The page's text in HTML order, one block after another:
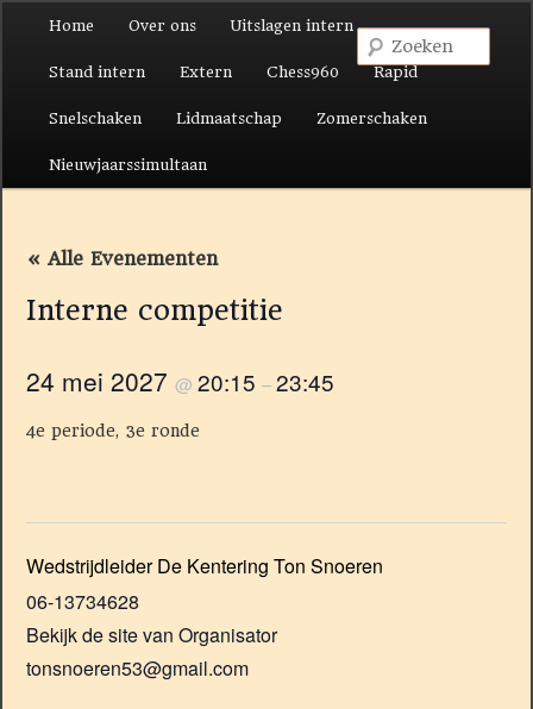
Spring naar de primaire inhoud
Spring naar de secundaire inhoud
Home Over ons Uitslagen intern
Stand intern Extern Chess960 Rapid
Snelschaken Lidmaatschap Zomerschaken
Nieuwjaarssimultaan
« Alle Evenementen
Interne competitie
24 mei 2027 @ 20:15 –23:45
4e periode, 3e ronde
Wedstrijdleider De Kentering Ton Snoeren
06-13734628
Bekijk de site van Organisator
tonsnoeren53@gmail.com